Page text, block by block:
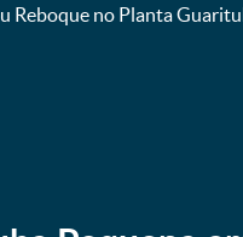
no Planta